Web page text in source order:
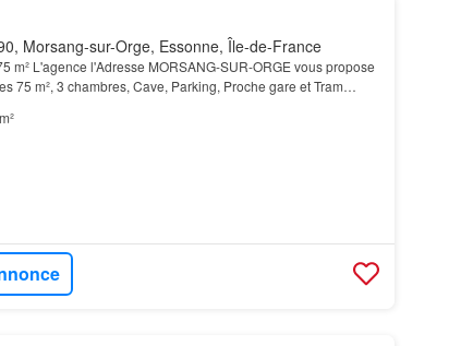
Morsang-sur-Orge, Essonne, Île-de-France
m² L'agence l'Adresse MORSANG-SUR-ORGE vous propose
75 m², 3 chambres, Cave, Parking, Proche gare et Tram
proximité du Tram 12 (Massy -